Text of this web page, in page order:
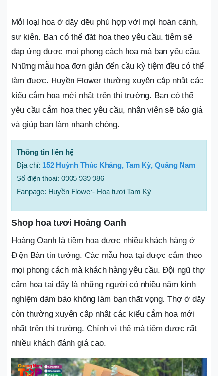
Mỗi loại hoa ở đây đều phù hợp với mọi hoàn cảnh,
sự kiện. Bạn có thể đặt hoa theo yêu cầu, tiệm sẽ
đáp ứng được mọi phong cách hoa mà bạn yêu cầu.
Những mẫu hoa đơn giản đến cầu kỳ tiệm đều có thể
làm được. Huyền Flower thường xuyên cập nhật các
kiểu cắm hoa mới nhất trên thị trường. Bạn có thể
yêu cầu cắm hoa theo yêu cầu, nhân viên sẽ báo giá
và giúp bạn làm nhanh chóng.
Thông tin liên hệ
Địa chỉ: 152 Huỳnh Thúc Kháng, Tam Kỳ, Quảng Nam
Số điện thoại: 0905 939 986
Fanpage: Huyền Flower- Hoa tươi Tam Kỳ
Shop hoa tươi Hoàng Oanh
Hoàng Oanh là tiệm hoa được nhiều khách hàng ở
Điện Bàn tin tưởng. Các mẫu hoa tại được cắm theo
mọi phong cách mà khách hàng yêu cầu. Đội ngũ thợ
cắm hoa tại đây là những người có nhiều năm kinh
nghiệm đảm bảo không làm bạn thất vọng. Thợ ở đây
còn thường xuyên cập nhật các kiểu cắm hoa mới
nhất trên thị trường. Chính vì thế mà tiệm được rất
nhiều khách đánh giá cao.